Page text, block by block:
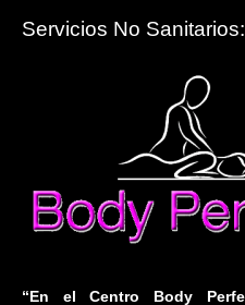
Servicios No Sanitarios:
“En el Centro Body